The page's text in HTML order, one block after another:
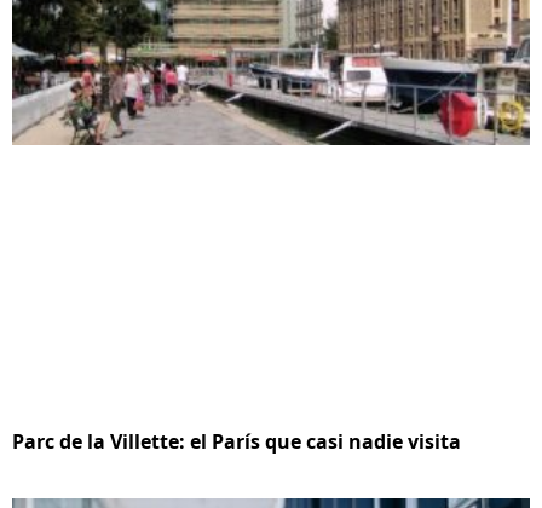
Parc de la Villette: el París que casi nadie visita